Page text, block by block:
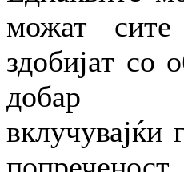
можат
здобијат со
добар
вклучувајќи